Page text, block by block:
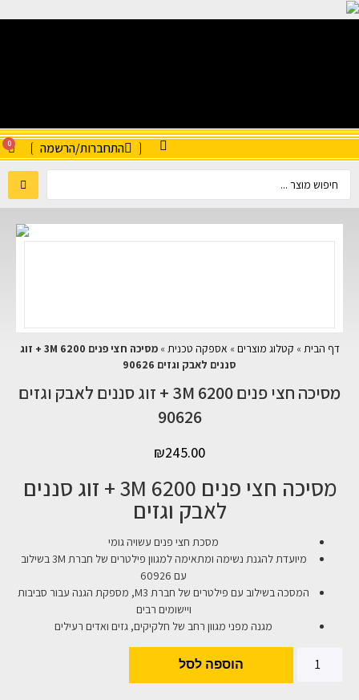
התחברות/הרשמה 0
דף הבית » קטלוג מוצרים » אספקה טכנית »
מסיכה חצי פנים 6200 3M + זוג
סננים לאבק וגזים 90626
מסיכה חצי פנים 6200 3M + זוג סננים לאבק וגזים
90626
₪245.00
מסיכה חצי פנים 6200 3M + זוג סננים
לאבק וגזים
מסכת חצי פנים עשויה גומי
מיועדת להגנת נשימה ומתאימה למגוון פילטרים של חברת 3M בשילוב
עם 60926
המסכה בשילוב עם פילטרים של חברת M3, מספקת הגנה עבור סביבות
ויישומים רבים
מגנה מפני מגוון רחב של חלקיקים, גזים ואדים רעילים
הוספה לסל